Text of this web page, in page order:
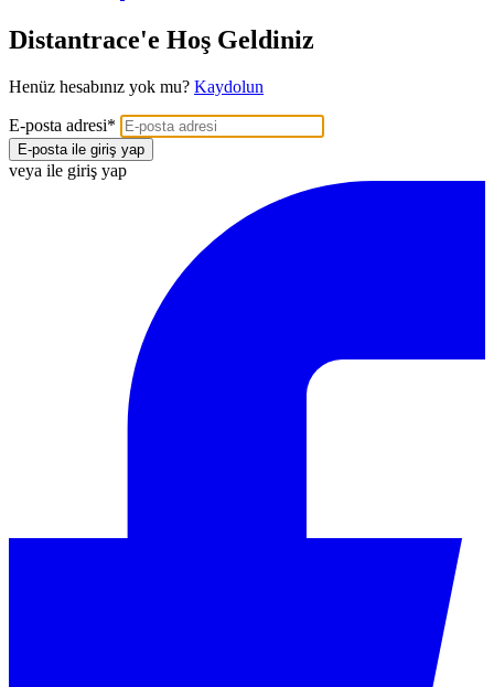
Distantrace'e Hoş Geldiniz
Henüz hesabınız yok mu? Kaydolun
E-posta adresi*
E-posta ile giriş yap
veya ile giriş yap